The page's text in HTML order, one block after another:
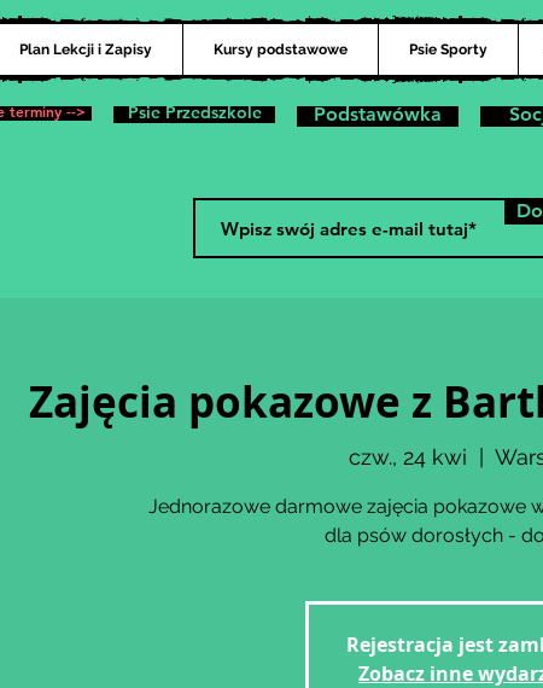
Plan Lekcji i Zapisy Kursy podstawowe Psie Sporty
terminy --> Psie Przedszkole Podstawówka
Zajęcia pokazowe z
czw., 24 kwi
Jednorazowe darmowe zajęcia pokazowe
dla psów dorosłych -
Rejestracja jest
Zobacz inne